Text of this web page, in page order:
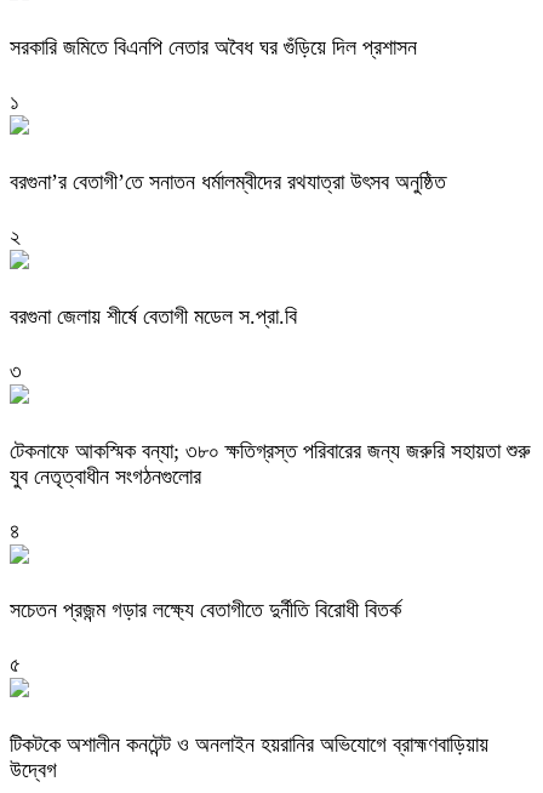
সরকারি জমিতে বিএনপি নেতার অবৈধ ঘর গুঁড়িয়ে দিল প্রশাসন
১
বরগুনা’র বেতাগী’তে সনাতন ধর্মালম্বীদের রথযাত্রা উৎসব অনুষ্ঠিত
২
বরগুনা জেলায় শীর্ষে বেতাগী মডেল স.প্রা.বি
৩
টেকনাফে আকস্মিক বন্যা; ৩৮০ ক্ষতিগ্রস্ত পরিবারের জন্য জরুরি সহায়তা শুরু
যুব নেতৃত্বাধীন সংগঠনগুলোর
৪
সচেতন প্রজন্ম গড়ার লক্ষ্যে বেতাগীতে দুর্নীতি বিরোধী বিতর্ক
৫
টিকটকে অশালীন কনটেন্ট ও অনলাইন হয়রানির অভিযোগে ব্রাহ্মণবাড়িয়ায়
উদ্বেগ